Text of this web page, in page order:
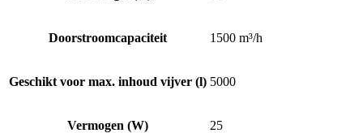
Doorstroomcapaciteit 1500 m³/h
Geschikt voor max. inhoud vijver (l) 5000
Vermogen (W) 25